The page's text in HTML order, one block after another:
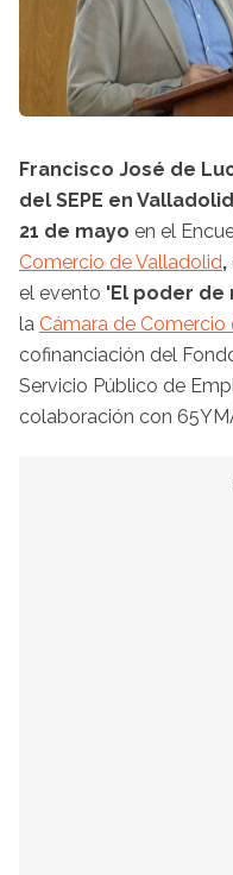
Francisco José de
del SEPE en
21 de mayo en el
Comercio de Valladolid,
el evento 'El poder de
la Cámara de Comercio
cofinanciación del
Servicio Público de
colaboración con